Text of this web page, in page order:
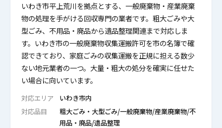
いわき市平上荒川を拠点とする、一般廃棄物・産業廃棄
物の処理を手がける回収専門の業者です。粗大ごみや大
型ごみ、不用品・廃品から遺品整理関連まで対応しま
す。いわき市の一般廃棄物収集運搬許可を市の名簿で確
認できており、家庭ごみの収集運搬を正規に担える数少
ない地元業者の一つ。大量・粗大の処分を確実に任せた
い場合に向いています。
対応エリア
いわき市内
対応品目
粗大ごみ・大型ごみ/一般廃棄物/産業廃棄物/不
用品・廃品/遺品整理